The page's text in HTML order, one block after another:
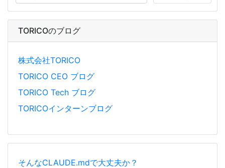
TORICOのブログ
株式会社TORICO
TORICO CEO ブログ
TORICO Tech ブログ
TORICOインターンブログ
そんなCLAUDE.mdで大丈夫か？